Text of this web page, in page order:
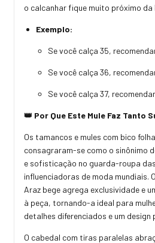
o calcanhar fique muito próximo
Exemplo:
Se você calça 35,
Se você calça 36,
Se você calça 37,
👑 Por Que Este Mule Faz Tanto
Os tamancos e mules com bico
consagraram-se como o sinônimo
e sofisticação no guarda-roupa
influenciadoras de moda mundiais.
Araz bege agrega exclusividade e
à peça, tornando-a ideal para
detalhes diferenciados e um design
O cabedal com tiras paralelas